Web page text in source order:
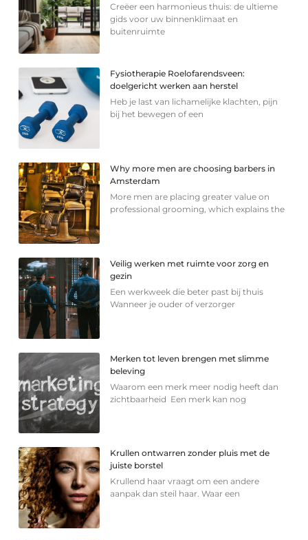
Creëer een harmonieus thuis: de ultieme
gids voor uw binnenklimaat en
buitenruimte
Fysiotherapie Roelofarendsveen:
doelgericht werken aan herstel
Heb je last van lichamelijke klachten, pijn
bij het bewegen of een
Why more men are choosing barbers in
Amsterdam
More men are placing greater value on
professional grooming, which explains the
Veilig werken met ruimte voor zorg en
gezin
Een werkweek die beter past bij thuis
Wanneer je ouder of verzorger
Merken tot leven brengen met slimme
beleving
Waarom een merk meer nodig heeft dan
zichtbaarheid Een merk kan nog
Krullen ontwarren zonder pluis met de
juiste borstel
Krullend haar vraagt om een andere
aanpak dan steil haar. Waar een